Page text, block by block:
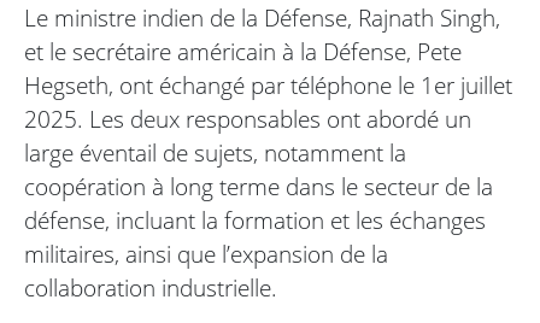
Le ministre indien de la Défense, Rajnath Singh,
et le secrétaire américain à la Défense, Pete
Hegseth, ont échangé par téléphone le 1er juillet
2025. Les deux responsables ont abordé un
large éventail de sujets, notamment la
coopération à long terme dans le secteur de la
défense, incluant la formation et les échanges
militaires, ainsi que l’expansion de la
collaboration industrielle.